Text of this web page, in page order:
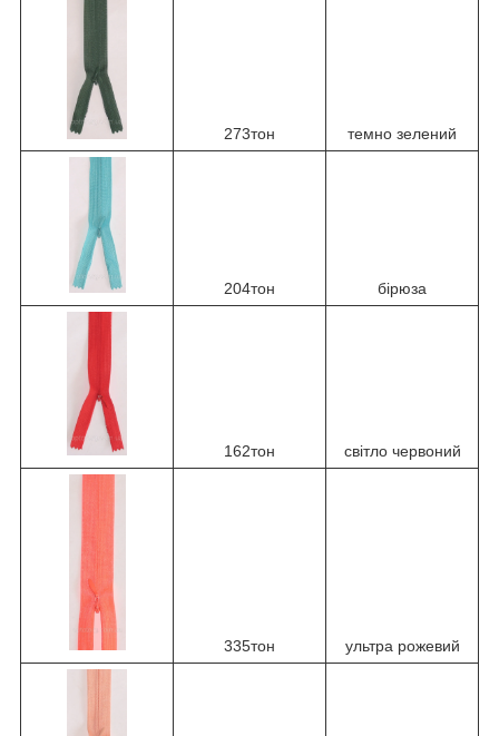
273тон темно зелений
204тон бірюза
162тон світло червоний
335тон ультра рожевий